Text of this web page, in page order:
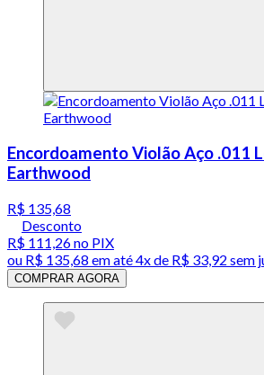
Encordoamento Violão Aço .011
Earthwood
R$ 135,68
Desconto
R$ 111,26no PIX
ou R$ 135,68 em até4x de R$ 33,92 sem
COMPRAR AGORA